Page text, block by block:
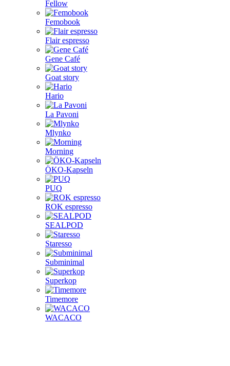
Fellow
Femobook
Flair espresso
Gene Café
Goat story
Hario
La Pavoni
Mlynko
Morning
ÖKO-Kapseln
PUQ
ROK espresso
SEALPOD
Staresso
Subminimal
Superkop
Timemore
WACACO